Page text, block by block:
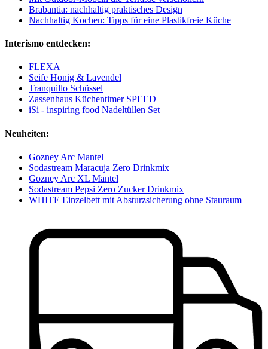
Brabantia: nachhaltig praktisches Design
Nachhaltig Kochen: Tipps für eine Plastikfreie Küche
Interismo entdecken:
FLEXA
Seife Honig & Lavendel
Tranquillo Schüssel
Zassenhaus Küchentimer SPEED
iSi - inspiring food Nadeltüllen Set
Neuheiten:
Gozney Arc Mantel
Sodastream Maracuja Zero Drinkmix
Gozney Arc XL Mantel
Sodastream Pepsi Zero Zucker Drinkmix
WHITE Einzelbett mit Absturzsicherung ohne Stauraum